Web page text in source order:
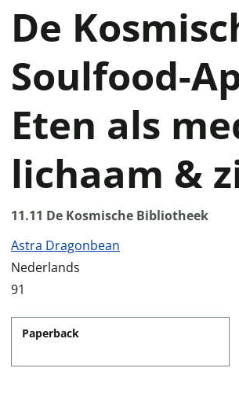
De
Soulfood-
Eten als
lichaam &
11.11 De Kosmische Bibliotheek
Astra Dragonbean
Nederlands
91
Paperback